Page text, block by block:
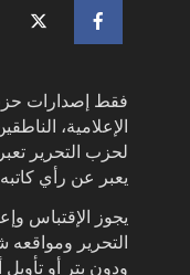
فقط إصدارات حزب
الإعلامية،
لحزب التحرير
يعبر عن رأي
يجوز الإقتباس
التحرير ومواقعه
ودون بتر أو